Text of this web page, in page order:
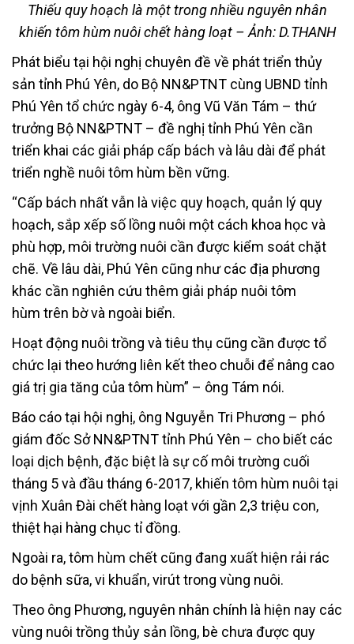
Thiếu quy hoạch là một trong nhiều nguyên nhân
khiến tôm hùm nuôi chết hàng loạt – Ảnh: D.THANH
Phát biểu tại hội nghị chuyên đề về phát triển thủy
sản tỉnh Phú Yên, do Bộ NN&PTNT cùng UBND tỉnh
Phú Yên tổ chức ngày 6-4, ông Vũ Văn Tám – thứ
trưởng Bộ NN&PTNT – đề nghị tỉnh Phú Yên cần
triển khai các giải pháp cấp bách và lâu dài để phát
triển nghề nuôi tôm hùm bền vững.
“Cấp bách nhất vẫn là việc quy hoạch, quản lý quy
hoạch, sắp xếp số lồng nuôi một cách khoa học và
phù hợp, môi trường nuôi cần được kiểm soát chặt
chẽ. Về lâu dài, Phú Yên cũng như các địa phương
khác cần nghiên cứu thêm giải pháp nuôi tôm
hùm trên bờ và ngoài biển.
Hoạt động nuôi trồng và tiêu thụ cũng cần được tổ
chức lại theo hướng liên kết theo chuỗi để nâng cao
giá trị gia tăng của tôm hùm” – ông Tám nói.
Báo cáo tại hội nghị, ông Nguyễn Tri Phương – phó
giám đốc Sở NN&PTNT tỉnh Phú Yên – cho biết các
loại dịch bệnh, đặc biệt là sự cố môi trường cuối
tháng 5 và đầu tháng 6-2017, khiến tôm hùm nuôi tại
vịnh Xuân Đài chết hàng loạt với gần 2,3 triệu con,
thiệt hại hàng chục tỉ đồng.
Ngoài ra, tôm hùm chết cũng đang xuất hiện rải rác
do bệnh sữa, vi khuẩn, virút trong vùng nuôi.
Theo ông Phương, nguyên nhân chính là hiện nay các
vùng nuôi trồng thủy sản lồng, bè chưa được quy